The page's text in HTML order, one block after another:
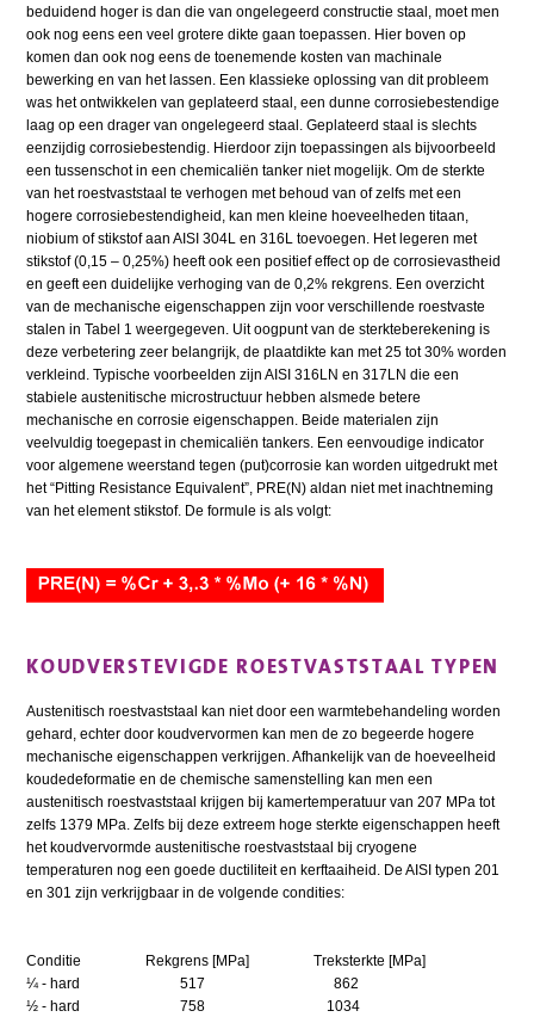
beduidend hoger is dan die van ongelegeerd constructie staal, moet men
ook nog eens een veel grotere dikte gaan toepassen. Hier boven op
komen dan ook nog eens de toenemende kosten van machinale
bewerking en van het lassen. Een klassieke oplossing van dit probleem
was het ontwikkelen van geplateerd staal, een dunne corrosiebestendige
laag op een drager van ongelegeerd staal. Geplateerd staal is slechts
eenzijdig corrosiebestendig. Hierdoor zijn toepassingen als bijvoorbeeld
een tussenschot in een chemicaliën tanker niet mogelijk. Om de sterkte
van het roestvaststaal te verhogen met behoud van of zelfs met een
hogere corrosiebestendigheid, kan men kleine hoeveelheden titaan,
niobium of stikstof aan AISI 304L en 316L toevoegen. Het legeren met
stikstof (0,15 – 0,25%) heeft ook een positief effect op de corrosievastheid
en geeft een duidelijke verhoging van de 0,2% rekgrens. Een overzicht
van de mechanische eigenschappen zijn voor verschillende roestvaste
stalen in Tabel 1 weergegeven. Uit oogpunt van de sterkteberekening is
deze verbetering zeer belangrijk, de plaatdikte kan met 25 tot 30% worden
verkleind. Typische voorbeelden zijn AISI 316LN en 317LN die een
stabiele austenitische microstructuur hebben alsmede betere
mechanische en corrosie eigenschappen. Beide materialen zijn
veelvuldig toegepast in chemicaliën tankers. Een eenvoudige indicator
voor algemene weerstand tegen (put)corrosie kan worden uitgedrukt met
het “Pitting Resistance Equivalent”, PRE(N) aldan niet met inachtneming
van het element stikstof. De formule is als volgt:
KOUDVERSTEVIGDE ROESTVASTSTAAL TYPEN
Austenitisch roestvaststaal kan niet door een warmtebehandeling worden
gehard, echter door koudvervormen kan men de zo begeerde hogere
mechanische eigenschappen verkrijgen. Afhankelijk van de hoeveelheid
koudedeformatie en de chemische samenstelling kan men een
austenitisch roestvaststaal krijgen bij kamertemperatuur van 207 MPa tot
zelfs 1379 MPa. Zelfs bij deze extreem hoge sterkte eigenschappen heeft
het koudvervormde austenitische roestvaststaal bij cryogene
temperaturen nog een goede ductiliteit en kerftaaiheid. De AISI typen 201
en 301 zijn verkrijgbaar in de volgende condities:
Conditie Rekgrens [MPa] Treksterkte [MPa]
¼ - hard 517 862
½ - hard 758 1034